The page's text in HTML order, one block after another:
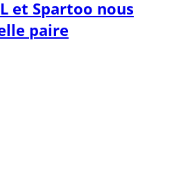
et Spartoo nous
paire